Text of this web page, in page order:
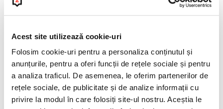
Acest site utilizează cookie-uri
Folosim cookie-uri pentru a personaliza conținutul și
anunțurile, pentru a oferi funcții de rețele sociale și pentru
a analiza traficul. De asemenea, le oferim partenerilor de
rețele sociale, de publicitate și de analize informații cu
privire la modul în care folosiți site-ul nostru. Aceștia le